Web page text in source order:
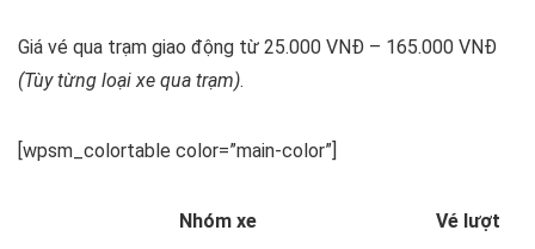
Giá vé qua trạm giao động từ 25.000 VNĐ – 165.000 VNĐ
(Tùy từng loại xe qua trạm).
[wpsm_colortable color=”main-color”]
Nhóm xe Vé lượt